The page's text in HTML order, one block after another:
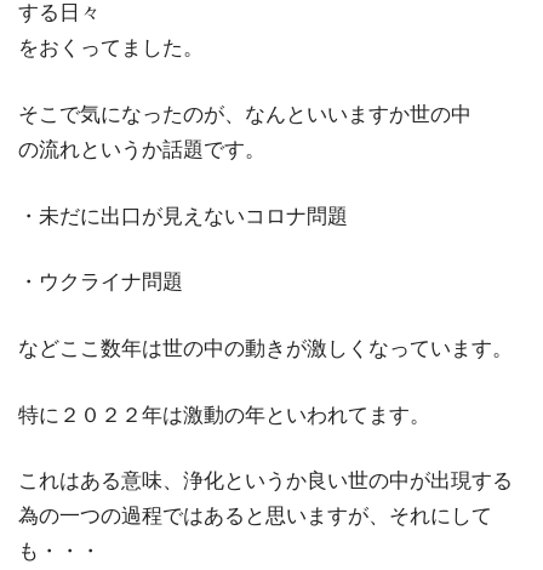
する日々
をおくってました。
そこで気になったのが、なんといいますか世の中
の流れというか話題です。
・未だに出口が見えないコロナ問題
・ウクライナ問題
などここ数年は世の中の動きが激しくなっています。
特に２０２２年は激動の年といわれてます。
これはある意味、浄化というか良い世の中が出現する
為の一つの過程ではあると思いますが、それにして
も・・・